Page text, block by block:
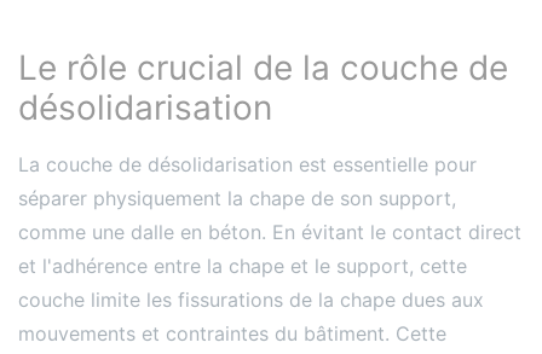
Le rôle crucial de la couche de
désolidarisation
La couche de désolidarisation est essentielle pour
séparer physiquement la chape de son support,
comme une dalle en béton. En évitant le contact direct
et l'adhérence entre la chape et le support, cette
couche limite les fissurations de la chape dues aux
mouvements et contraintes du bâtiment​​​​. Cette